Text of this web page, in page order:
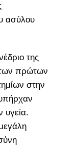
ασύλου
της
των πρώτων
στην
υγεία.